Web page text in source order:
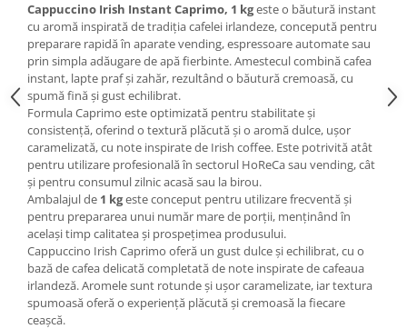
Cappuccino Irish Instant Caprimo, 1 kgeste o băutură instant
cu aromă inspirată de tradiția cafelei irlandeze, concepută pentru
preparare rapidă în aparate vending, espressoare automate sau
prin simpla adăugare de apă fierbinte. Amestecul combină cafea
instant, lapte praf și zahăr, rezultând o băutură cremoasă, cu
spumă fină și gust echilibrat.
Formula Caprimo este optimizată pentru stabilitate și
consistență, oferind o textură plăcută și o aromă dulce, ușor
caramelizată, cu note inspirate de Irish coffee. Este potrivită atât
pentru utilizare profesională în sectorul HoReCa sau vending, cât
și pentru consumul zilnic acasă sau la birou.
Ambalajul de 1 kgeste conceput pentru utilizare frecventă și
pentru prepararea unui număr mare de porții, menținând în
același timp calitatea și prospețimea produsului.
Cappuccino Irish Caprimo oferă un gust dulce și echilibrat, cu o
bază de cafea delicată completată de note inspirate de cafeaua
irlandeză. Aromele sunt rotunde și ușor caramelizate, iar textura
spumoasă oferă o experiență plăcută și cremoasă la fiecare
ceașcă.